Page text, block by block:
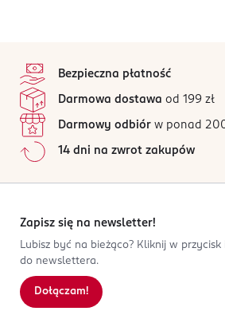
Bezpieczna płatność
Darmowa dostawa od 199 zł
Darmowy odbiór w ponad
14 dni na zwrot zakupów
Zapisz się na newsletter!
Lubisz być na bieżąco? Kliknij w przycisk
do newslettera.
Dołączam!